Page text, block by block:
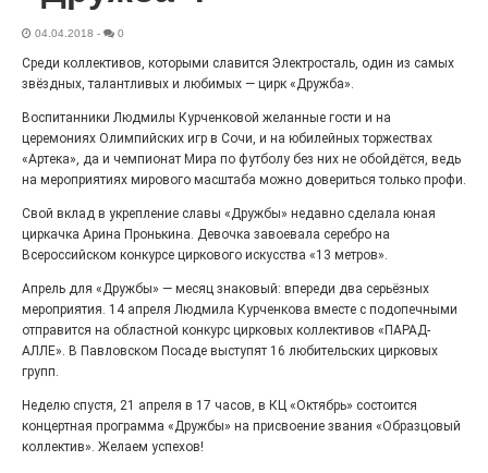
Железная воля к победе
Вернее, теперь было!
04.04.2018 - 0
Среди коллективов, которыми славится Электросталь, один из самых
звёздных, талантливых и любимых — цирк «Дружба».
Воспитанники Людмилы Курченковой желанные гости и на
церемониях Олимпийских игр в Сочи, и на юбилейных торжествах
«Артека», да и чемпионат Мира по футболу без них не обойдётся, ведь
на мероприятиях мирового масштаба можно довериться только профи.
Свой вклад в укрепление славы «Дружбы» недавно сделала юная
циркачка Арина Пронькина. Девочка завоевала серебро на
Всероссийском конкурсе циркового искусства «13 метров».
Апрель для «Дружбы» — месяц знаковый: впереди два серьёзных
мероприятия. 14 апреля Людмила Курченкова вместе с подопечными
отправится на областной конкурс цирковых коллективов «ПАРАД-
АЛЛЕ». В Павловском Посаде выступят 16 любительских цирковых
групп.
Неделю спустя, 21 апреля в 17 часов, в КЦ «Октябрь» состоится
концертная программа «Дружбы» на присвоение звания «Образцовый
коллектив». Желаем успехов!